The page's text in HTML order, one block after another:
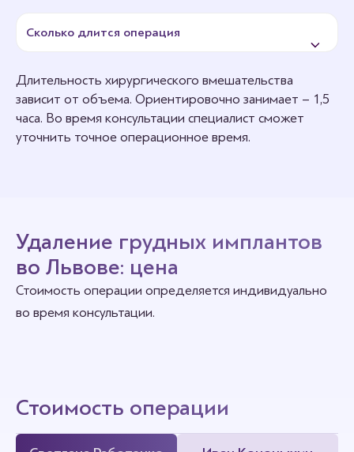
Вернуться к активному образу жизни – занятиям
рекомендуется через 2 месяца.
Сколько длится операция
Длительность хирургического вмешательства
зависит от объема. Ориентировочно занимает – 1,5
часа. Во время консультации специалист сможет
уточнить точное операционное время.
Удаление грудных имплантов
во Львове: цена
Стоимость операции определяется индивидуально
во время консультации.
Стоимость операции